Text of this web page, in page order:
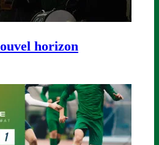
horizon